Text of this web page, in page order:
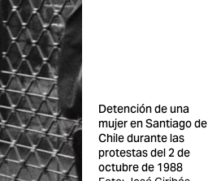
Detención de una
mujer en Santiago de
Chile durante las
protestas del 2 de
octubre de 1988